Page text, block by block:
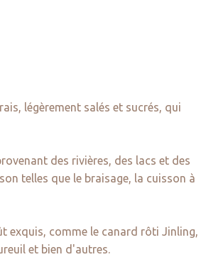
légèrement salés et sucrés, qui
des rivières, des lacs et des
telles que le braisage, la cuisson à
exquis, comme le canard rôti Jinling,
et bien d'autres.